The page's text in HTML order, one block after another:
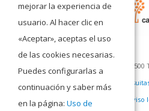
C/ San Francisco Javier 1 –
©Colegio San Francisco Javier –
Aviso
mejorar la experiencia de
usuario. Al hacer clic en
«Aceptar», aceptas el uso
de las cookies necesarias.
Puedes configurarlas a
continuación y saber más
en la página: Uso de